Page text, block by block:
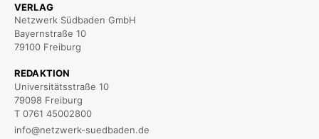
VERLAG
Netzwerk Südbaden GmbH
Bayernstraße 10
79100 Freiburg
REDAKTION
Universitätsstraße 10
79098 Freiburg
T 0761 45002800
info@netzwerk-suedbaden.de